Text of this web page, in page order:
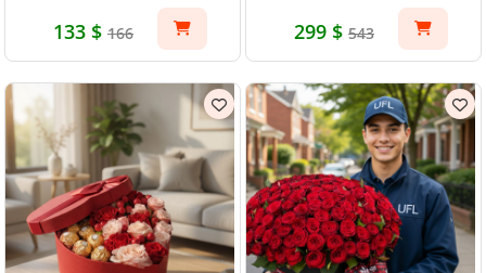
133 $ 166 299 $ 543